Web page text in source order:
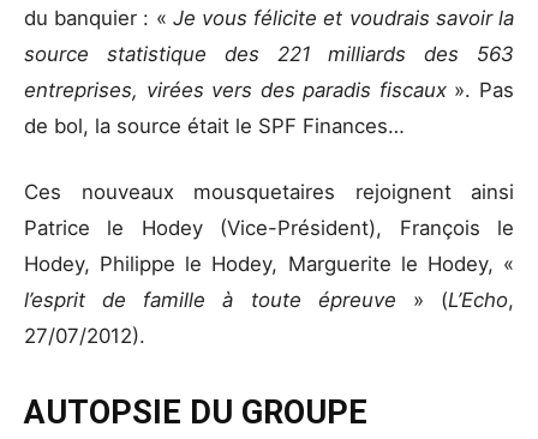
du banquier : « Je vous félicite et voudrais savoir la
source statistique des 221 milliards des 563
entreprises, virées vers des paradis fiscaux ». Pas
de bol, la source était le SPF Finances…
Ces nouveaux mousquetaires rejoignent ainsi
Patrice le Hodey (Vice-Président), François le
Hodey, Philippe le Hodey, Marguerite le Hodey, «
l’esprit de famille à toute épreuve » (L’Echo,
27/07/2012).
AUTOPSIE DU GROUPE